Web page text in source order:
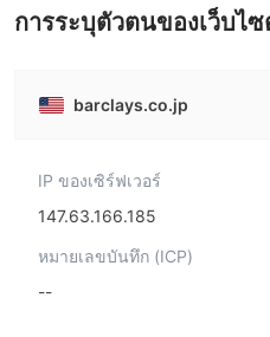
การระบุตัวตนของเว็บไ
barclays.co.jp
IP ของเซิร์ฟเวอร์
147.63.166.185
หมายเลขบันทึก (ICP)
--